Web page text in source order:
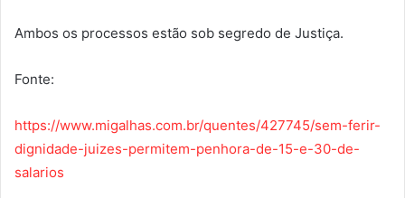
Ambos os processos estão sob segredo de Justiça.
Fonte:
https://www.migalhas.com.br/quentes/427745/sem-ferir-
dignidade-juizes-permitem-penhora-de-15-e-30-de-
salarios